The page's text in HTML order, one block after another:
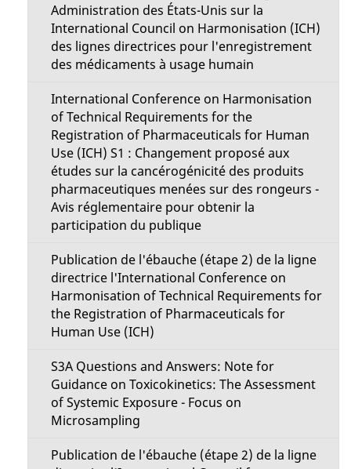
Administration des États-Unis sur la
International Council on Harmonisation (ICH)
des lignes directrices pour l'enregistrement
des médicaments à usage humain
International Conference on Harmonisation
of Technical Requirements for the
Registration of Pharmaceuticals for Human
Use (ICH) S1 : Changement proposé aux
études sur la cancérogénicité des produits
pharmaceutiques menées sur des rongeurs -
Avis réglementaire pour obtenir la
participation du publique
Publication de l'ébauche (étape 2) de la ligne
directrice l'International Conference on
Harmonisation of Technical Requirements for
the Registration of Pharmaceuticals for
Human Use (ICH)
S3A Questions and Answers: Note for
Guidance on Toxicokinetics: The Assessment
of Systemic Exposure - Focus on
Microsampling
Publication de l'ébauche (étape 2) de la ligne